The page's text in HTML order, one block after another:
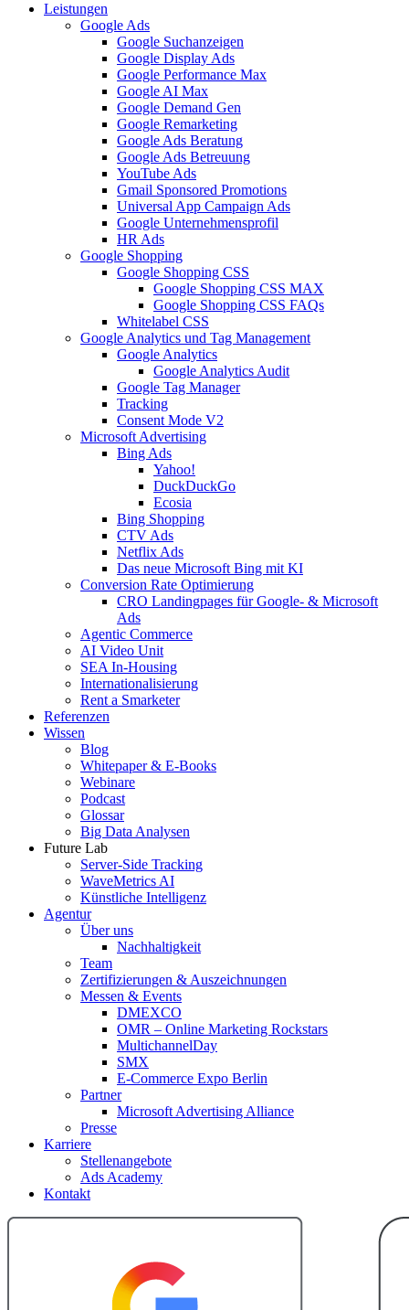
Leistungen
Google Ads
Google Suchanzeigen
Google Display Ads
Google Performance Max
Google AI Max
Google Demand Gen
Google Remarketing
Google Ads Beratung
Google Ads Betreuung
YouTube Ads
Gmail Sponsored Promotions
Universal App Campaign Ads
Google Unternehmensprofil
HR Ads
Google Shopping
Google Shopping CSS
Google Shopping CSS MAX
Google Shopping CSS FAQs
Whitelabel CSS
Google Analytics und Tag Management
Google Analytics
Google Analytics Audit
Google Tag Manager
Tracking
Consent Mode V2
Microsoft Advertising
Bing Ads
Yahoo!
DuckDuckGo
Ecosia
Bing Shopping
CTV Ads
Netflix Ads
Das neue Microsoft Bing mit KI
Conversion Rate Optimierung
CRO Landingpages für Google- & Microsoft
Ads
Agentic Commerce
AI Video Unit
SEA In-Housing
Internationalisierung
Rent a Smarketer
Referenzen
Wissen
Blog
Whitepaper & E-Books
Webinare
Podcast
Glossar
Big Data Analysen
Future Lab
Server-Side Tracking
WaveMetrics AI
Künstliche Intelligenz
Agentur
Über uns
Nachhaltigkeit
Team
Zertifizierungen & Auszeichnungen
Messen & Events
DMEXCO
OMR – Online Marketing Rockstars
MultichannelDay
SMX
E-Commerce Expo Berlin
Partner
Microsoft Advertising Alliance
Presse
Karriere
Stellenangebote
Ads Academy
Kontakt